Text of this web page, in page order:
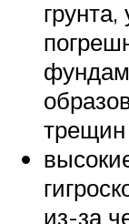
трещин
из-за